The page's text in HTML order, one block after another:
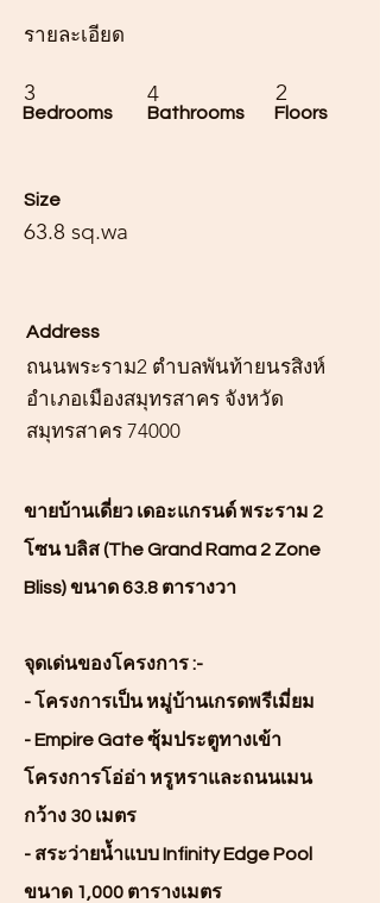
รายละเอียด
Bedrooms
3
Bathrooms
4
Floors
2
Size
63.8 sq.wa
Address
ถนนพระราม2 ตำบลพันท้ายนรสิงห์
อำเภอเมืองสมุทรสาคร จังหวัด
สมุทรสาคร 74000
ขายบ้านเดี่ยว เดอะแกรนด์ พระราม 2
โซน บลิส (The Grand Rama 2 Zone
Bliss) ขนาด 63.8 ตารางวา
จุดเด่นของโครงการ :-
- โครงการเป็น หมู่บ้านเกรดพรีเมี่ยม
- Empire Gate ซุ้มประตูทางเข้า
โครงการโอ่อ่า หรูหราและถนนเมน
กว้าง 30 เมตร
- สระว่ายน้ำแบบ Infinity Edge Pool
ขนาด 1,000 ตารางเมตร